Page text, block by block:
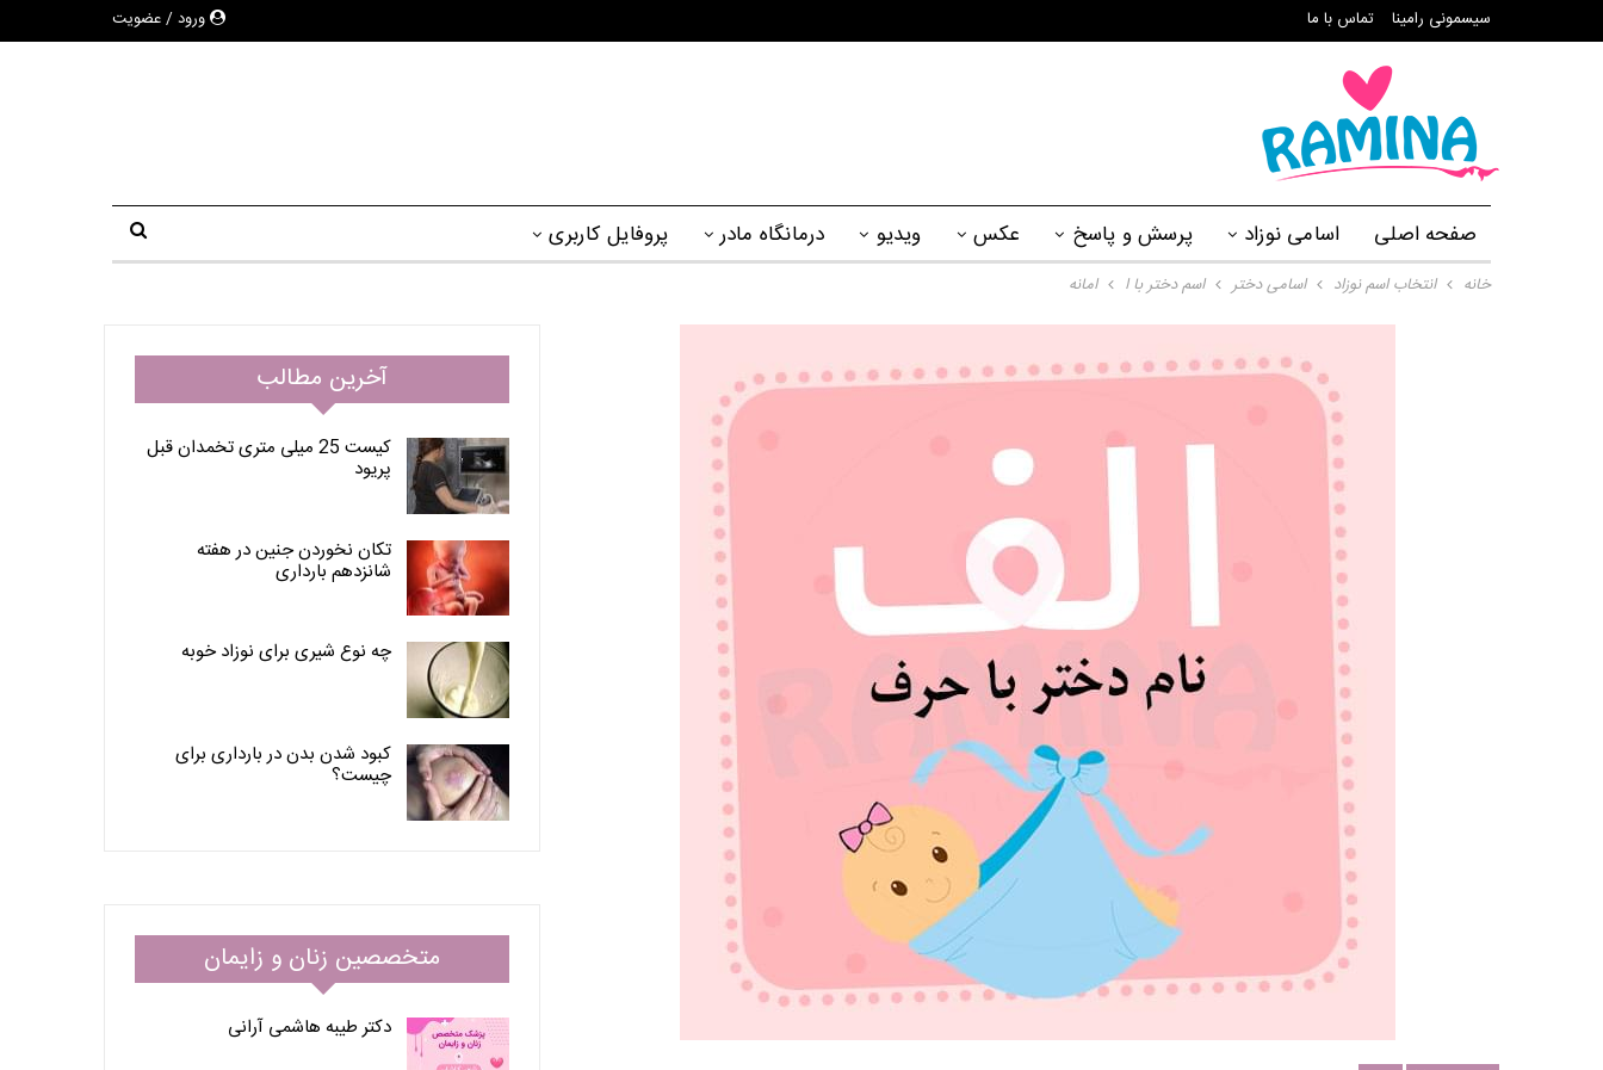
ورود / عضویت سیسمونی رامینا تماس با ما
صفحه اصلی اسامی نوزاد پرسش و پاسخ عکس ویدیو درمانگاه مادر پروفایل کاربری
خانه انتخاب اسم نوزاد اسامی دختر اسم دختر با ا امانه
آخرین مطالب
کیست 25 میلی متری تخمدان قبل
پریود
تکان نخوردن جنین در هفته
شانزدهم بارداری
چه نوع شیری برای نوزاد خوبه
کبود شدن بدن در بارداری برای
چیست؟
متخصصین زنان و زایمان
دکتر طیبه هاشمی آرانی